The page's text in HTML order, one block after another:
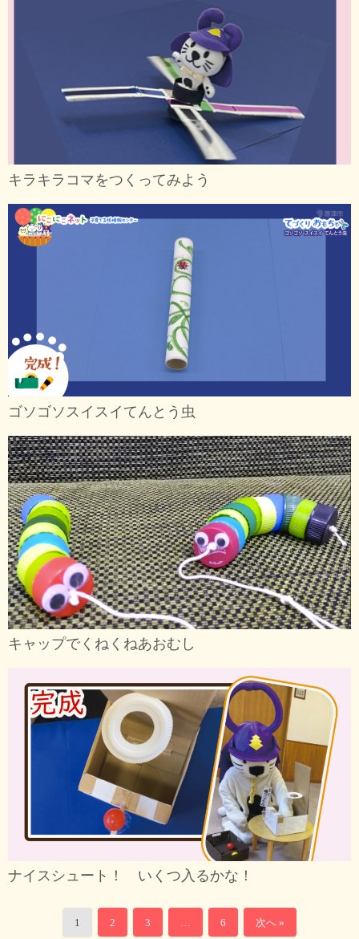
キラキラコマをつくってみよう
ゴソゴソスイスイてんとう虫
キャップでくねくねあおむし
ナイスシュート！ いくつ入るかな！
1 2 3 … 6 次へ »